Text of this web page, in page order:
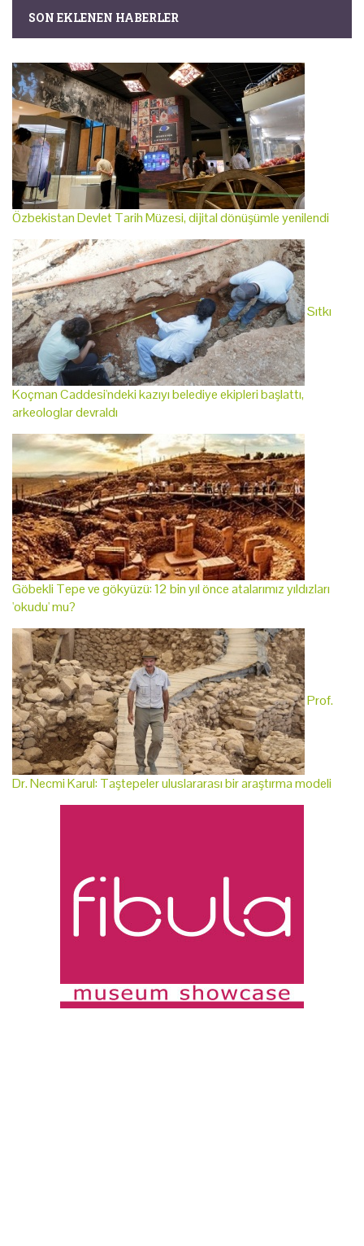
SON EKLENEN HABERLER
Özbekistan Devlet Tarih Müzesi, dijital dönüşümle yenilendi
Sıtkı
Koçman Caddesi'ndeki kazıyı belediye ekipleri başlattı,
arkeologlar devraldı
Göbekli Tepe ve gökyüzü: 12 bin yıl önce atalarımız yıldızları
'okudu' mu?
Prof.
Dr. Necmi Karul: Taştepeler uluslararası bir araştırma modeli